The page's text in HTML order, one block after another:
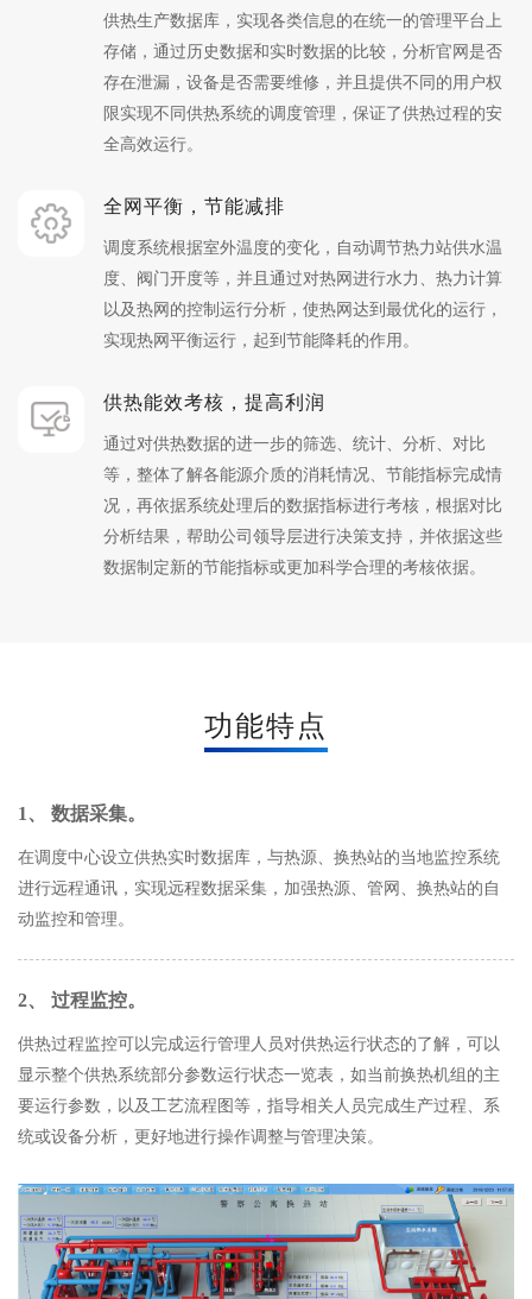
供热生产数据库，实现各类信息的在统一的管理平台上
存储，通过历史数据和实时数据的比较，分析官网是否
存在泄漏，设备是否需要维修，并且提供不同的用户权
限实现不同供热系统的调度管理，保证了供热过程的安
全高效运行。
全网平衡，节能减排
调度系统根据室外温度的变化，自动调节热力站供水温
度、阀门开度等，并且通过对热网进行水力、热力计算
以及热网的控制运行分析，使热网达到最优化的运行，
实现热网平衡运行，起到节能降耗的作用。
供热能效考核，提高利润
通过对供热数据的进一步的筛选、统计、分析、对比
等，整体了解各能源介质的消耗情况、节能指标完成情
况，再依据系统处理后的数据指标进行考核，根据对比
分析结果，帮助公司领导层进行决策支持，并依据这些
数据制定新的节能指标或更加科学合理的考核依据。
功能特点
1、 数据采集。
在调度中心设立供热实时数据库，与热源、换热站的当地监控系统
进行远程通讯，实现远程数据采集，加强热源、管网、换热站的自
动监控和管理。
2、 过程监控。
供热过程监控可以完成运行管理人员对供热运行状态的了解，可以
显示整个供热系统部分参数运行状态一览表，如当前换热机组的主
要运行参数，以及工艺流程图等，指导相关人员完成生产过程、系
统或设备分析，更好地进行操作调整与管理决策。